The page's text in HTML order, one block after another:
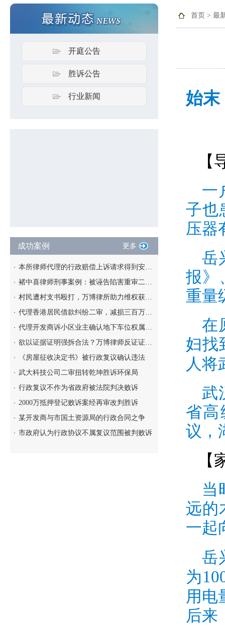
开庭公告
胜诉公告
行业新闻
成功案例 更多
本所律师代理的行政赔偿上诉请求得到安徽高院支持
褚中喜律师刑事案例：被诬告陷害重审二审改判无罪案
村民遭村支书殴打，万博律所助力维权获满意赔偿
代理香港居民借款纠纷二审，减损三百万债务负担
代理开发商诉小区业主确认地下车位权属获胜诉
欲以证据证明强拆合法？万博律师反证证据非法将其一并撤销
《房屋征收决定书》被行政复议确认违法
武大科技公司二审扭转乾坤胜诉环保局
行政复议不作为省政府被法院判决败诉
2000万抵押登记败诉案经再审改判胜诉
某开发商与市国土资源局的行政合同之争
市政府认为行政协议不属复议范围被判败诉
首页 > 最
始末
【
一
子也
压器
岳
报》
重量
在
妇找
人将
武
省高
议，
当
远的
一起
岳
为
用电
后来